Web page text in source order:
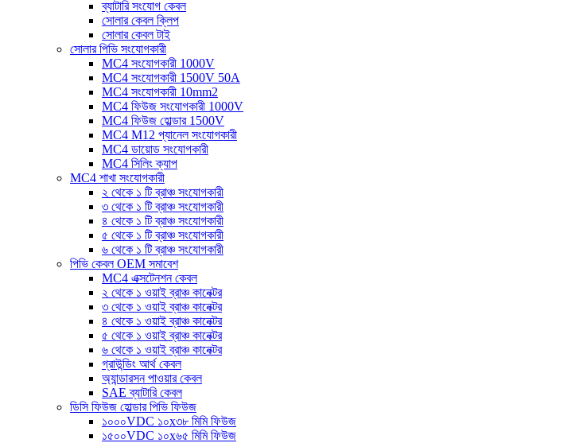
ব্যাটারি সংযোগ কেবল
সোলার কেবল ক্লিপ
সোলার কেবল টাই
সোলার পিভি সংযোগকারী
MC4 সংযোগকারী 1000V
MC4 সংযোগকারী 1500V 50A
MC4 সংযোগকারী 10mm2
MC4 ফিউজ সংযোগকারী 1000V
MC4 ফিউজ হোল্ডার 1500V
MC4 M12 প্যানেল সংযোগকারী
MC4 ডায়োড সংযোগকারী
MC4 সিলিং ক্যাপ
MC4 শাখা সংযোগকারী
২ থেকে ১ টি ব্রাঞ্চ সংযোগকারী
৩ থেকে ১ টি ব্রাঞ্চ সংযোগকারী
৪ থেকে ১ টি ব্রাঞ্চ সংযোগকারী
৫ থেকে ১ টি ব্রাঞ্চ সংযোগকারী
৬ থেকে ১ টি ব্রাঞ্চ সংযোগকারী
পিভি কেবল OEM সমাবেশ
MC4 এক্সটেনশন কেবল
২ থেকে ১ ওয়াই ব্রাঞ্চ কানেক্টর
৩ থেকে ১ ওয়াই ব্রাঞ্চ কানেক্টর
৪ থেকে ১ ওয়াই ব্রাঞ্চ কানেক্টর
৫ থেকে ১ ওয়াই ব্রাঞ্চ কানেক্টর
৬ থেকে ১ ওয়াই ব্রাঞ্চ কানেক্টর
গ্রাউন্ডিং আর্থ কেবল
অ্যান্ডারসন পাওয়ার কেবল
SAE ব্যাটারি কেবল
ডিসি ফিউজ হোল্ডার পিভি ফিউজ
১০০০VDC ১০x৩৮ মিমি ফিউজ
১৫০০VDC ১০x৬৫ মিমি ফিউজ